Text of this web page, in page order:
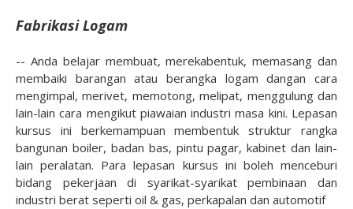
Fabrikasi Logam
-- Anda belajar membuat, merekabentuk, memasang dan
membaiki barangan atau berangka logam dangan cara
mengimpal, merivet, memotong, melipat, menggulung dan
lain-lain cara mengikut piawaian industri masa kini. Lepasan
kursus ini berkemampuan membentuk struktur rangka
bangunan boiler, badan bas, pintu pagar, kabinet dan lain-
lain peralatan. Para lepasan kursus ini boleh menceburi
bidang pekerjaan di syarikat-syarikat pembinaan dan
industri berat seperti oil & gas, perkapalan dan automotif